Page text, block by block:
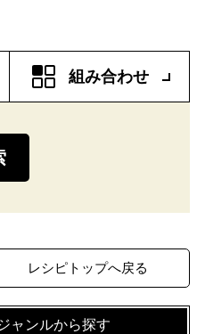
組み合わせ
レシピトップへ戻る
ャンルから探す